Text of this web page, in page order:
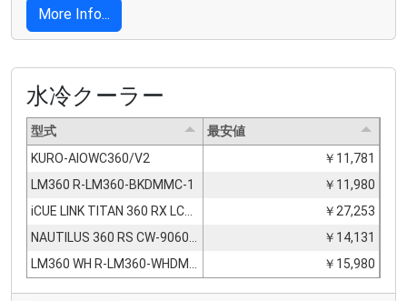
More Info...
水冷クーラー
型式
最安値
KURO-AIOWC360/V2
￥11,781
LM360 R-LM360-BKDMMC-1
￥11,980
￥27,253
￥14,131
￥15,980